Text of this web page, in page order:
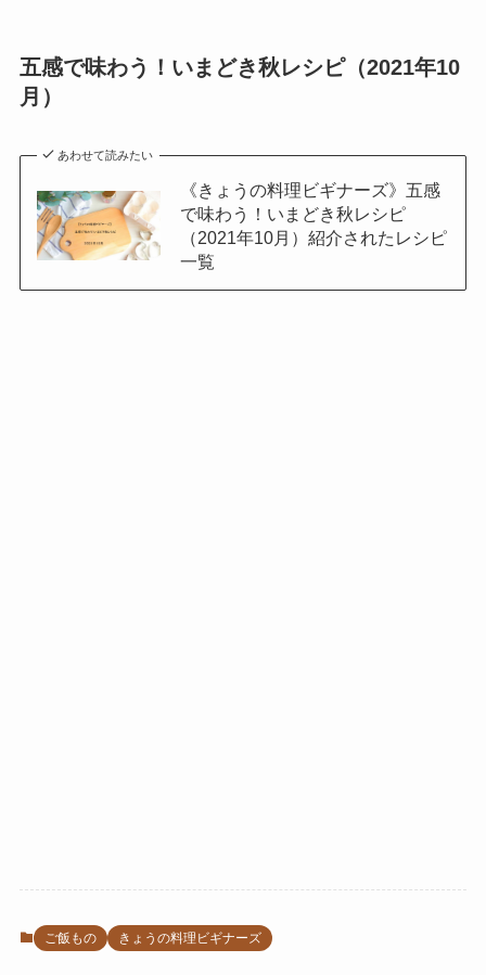
五感で味わう！いまどき秋レシピ（2021年10
月）
あわせて読みたい
《きょうの料理ビギナーズ》五感
で味わう！いまどき秋レシピ
（2021年10月）紹介されたレシピ
一覧
ご飯もの きょうの料理ビギナーズ